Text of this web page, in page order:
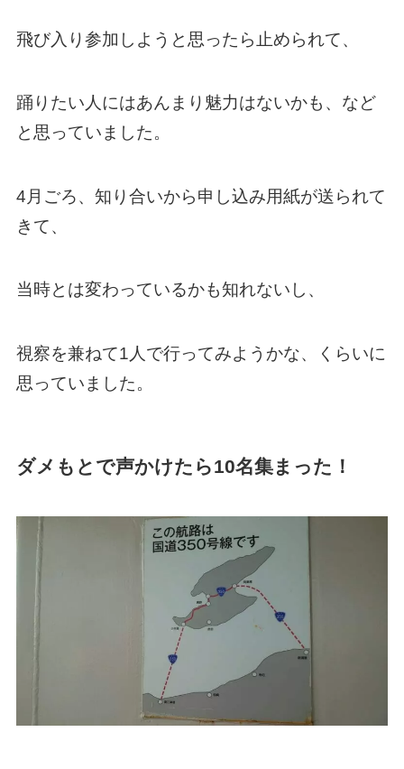
飛び入り参加しようと思ったら止められて、
踊りたい人にはあんまり魅力はないかも、など
と思っていました。
4月ごろ、知り合いから申し込み用紙が送られて
きて、
当時とは変わっているかも知れないし、
視察を兼ねて1人で行ってみようかな、くらいに
思っていました。
ダメもとで声かけたら10名集まった！